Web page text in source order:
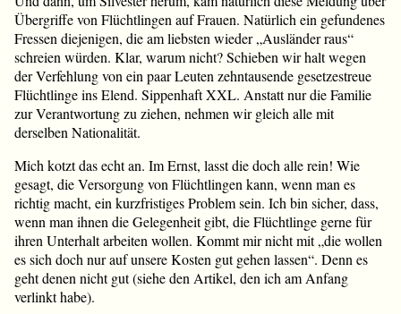
Übergriffe von Flüchtlingen auf Frauen. Natürlich ein gefundenes
Fressen diejenigen, die am liebsten wieder „Ausländer raus“
schreien würden. Klar, warum nicht? Schieben wir halt wegen
der Verfehlung von ein paar Leuten zehntausende gesetzestreue
Flüchtlinge ins Elend. Sippenhaft XXL. Anstatt nur die Familie
zur Verantwortung zu ziehen, nehmen wir gleich alle mit
derselben Nationalität.
Mich kotzt das echt an. Im Ernst, lasst die doch alle rein! Wie
gesagt, die Versorgung von Flüchtlingen kann, wenn man es
richtig macht, ein kurzfristiges Problem sein. Ich bin sicher, dass,
wenn man ihnen die Gelegenheit gibt, die Flüchtlinge gerne für
ihren Unterhalt arbeiten wollen. Kommt mir nicht mit „die wollen
es sich doch nur auf unsere Kosten gut gehen lassen“. Denn es
geht denen nicht gut (siehe den Artikel, den ich am Anfang
verlinkt habe).